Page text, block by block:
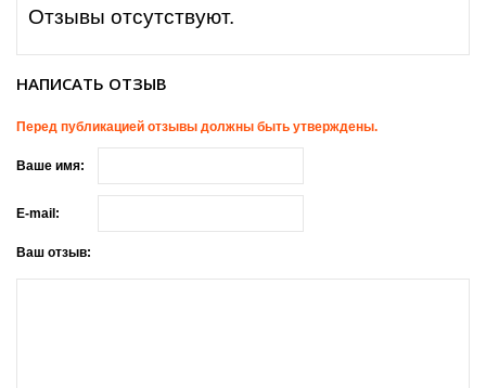
Отзывы отсутствуют.
НАПИСАТЬ ОТЗЫВ
Перед публикацией отзывы должны быть утверждены.
Ваше имя:
E-mail:
Ваш отзыв: